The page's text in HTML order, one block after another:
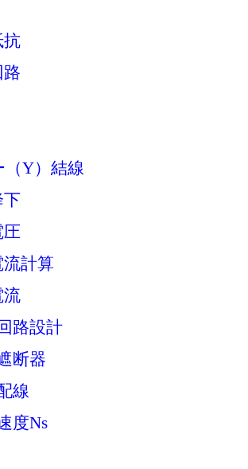
抗
路
（Y）結線
下
圧
計算
流
路設計
断器
線
度Ns